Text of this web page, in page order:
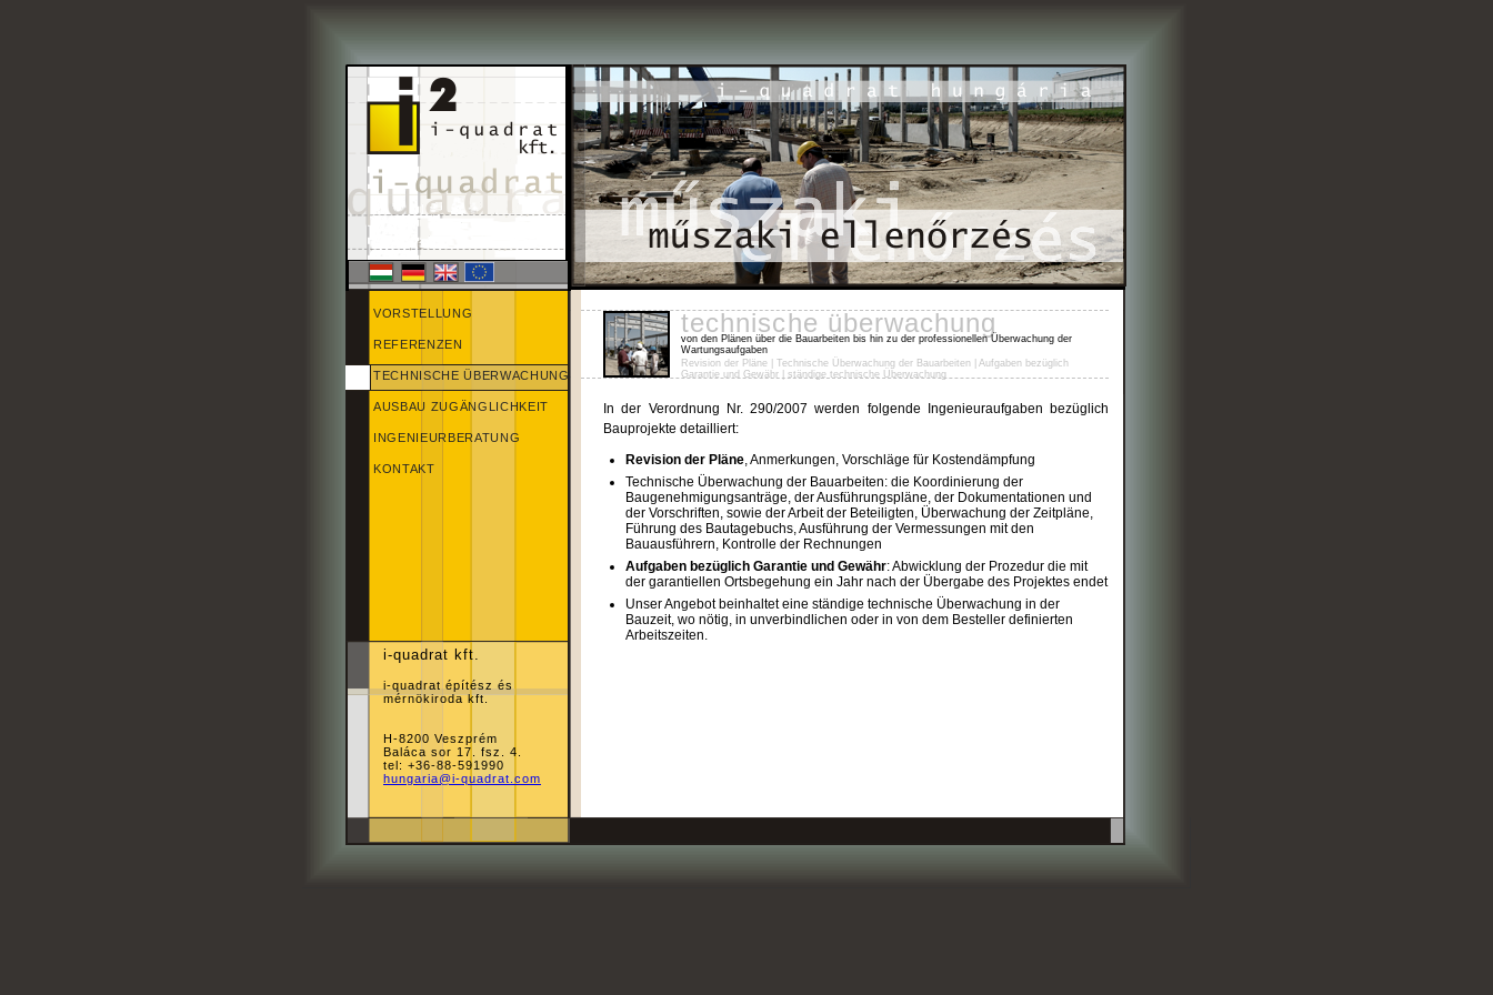
VORSTELLUNG
REFERENZEN
TECHNISCHE ÜBERWACHUNG
AUSBAU ZUGÄNGLICHKEIT
INGENIEURBERATUNG
KONTAKT
i-quadrat kft.
i-quadrat építész és
mérnökiroda kft.
H-8200 Veszprém
Baláca sor 17. fsz. 4.
tel: +36-88-591990
hungaria@i-quadrat.com
technische überwachung
von den Plänen über die Bauarbeiten bis hin zu der professionellen Überwachung der
Wartungsaufgaben
Revision der Pläne | Technische Überwachung der Bauarbeiten | Aufgaben bezüglich
Garantie und Gewähr | ständige technische Überwachung
In der Verordnung Nr. 290/2007 werden folgende Ingenieuraufgaben bezüglich
Bauprojekte detailliert:
Revision der Pläne, Anmerkungen, Vorschläge für Kostendämpfung
Technische Überwachung der Bauarbeiten: die Koordinierung der
Baugenehmigungsanträge, der Ausführungspläne, der Dokumentationen und
der Vorschriften, sowie der Arbeit der Beteiligten, Überwachung der Zeitpläne,
Führung des Bautagebuchs, Ausführung der Vermessungen mit den
Bauausführern, Kontrolle der Rechnungen
Aufgaben bezüglich Garantie und Gewähr: Abwicklung der Prozedur die mit
der garantiellen Ortsbegehung ein Jahr nach der Übergabe des Projektes endet
Unser Angebot beinhaltet eine ständige technische Überwachung in der
Bauzeit, wo nötig, in unverbindlichen oder in von dem Besteller definierten
Arbeitszeiten.